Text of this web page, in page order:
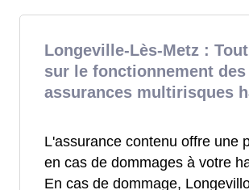
Longeville-Lès-Metz :
sur le fonctionnement des
assurances multirisques
L'assurance contenu offre une
en cas de dommages à votre
En cas de dommage,